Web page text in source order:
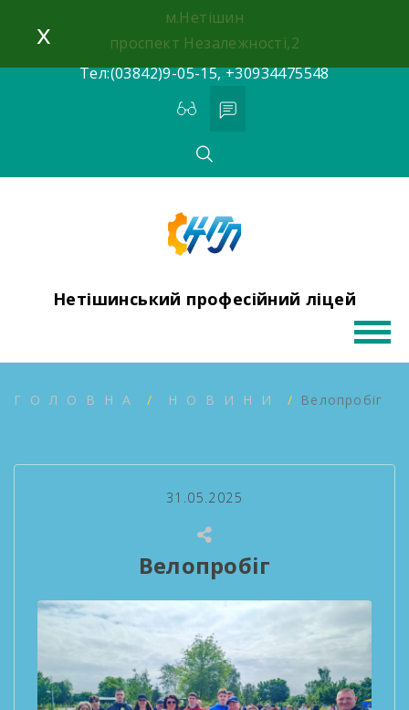
content
м.Нетішин
проспект Незалежності,2
Тел:(03842)9-05-15, +30934475548
Нетішинський професійний ліцей
ГОЛОВНА НОВИНИ Велопробіг
31.05.2025
Велопробіг
x